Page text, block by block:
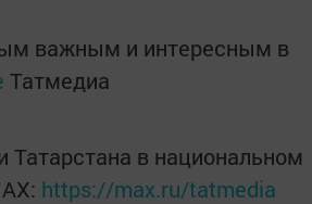
важным и интересным в
Татмедиа
Татарстана в национальном
https://max.ru/tatmedia